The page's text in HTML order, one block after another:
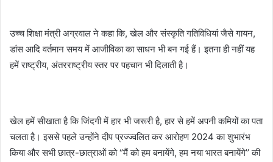
उच्च शिक्षा मंत्री अग्रवाल ने कहा कि, खेल और संस्कृति गतिविधियां जैसे गायन,
डांस आदि वर्तमान समय में आजीविका का साधन भी बन गई हैं। इतना ही नहीं यह
हमें राष्ट्रीय, अंतरराष्ट्रीय स्तर पर पहचान भी दिलाती है।
खेल हमें सीखाता है कि जिंदगी में हार भी जरूरी है, हार से हमें अपनी कमियों का पता
चलता है। इससे पहले उन्होंने दीप प्रज्ज्वलित कर आरोहण 2024 का शुभारंभ
किया और सभी छात्र-छात्राओं को ‘’मैं को हम बनायेंगे, हम नया भारत बनायेंगे’’ की